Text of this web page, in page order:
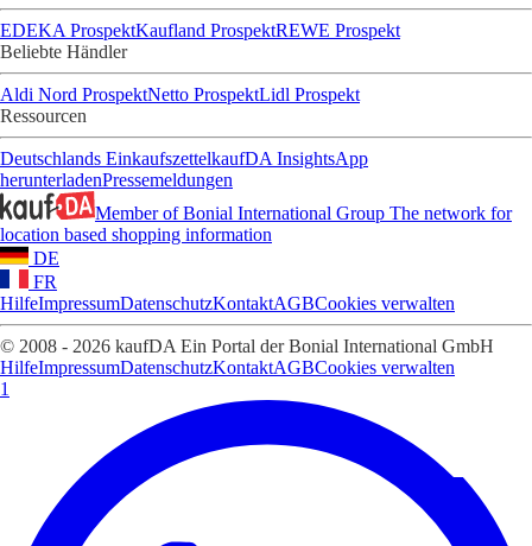
EDEKA ProspektKaufland ProspektREWE Prospekt
Beliebte Händler
Aldi Nord ProspektNetto ProspektLidl Prospekt
Ressourcen
Deutschlands EinkaufszettelkaufDA InsightsApp
herunterladenPressemeldungen
Member of Bonial International Group The network for
location based shopping information
DE
FR
HilfeImpressumDatenschutzKontaktAGBCookies verwalten
© 2008 - 2026 kaufDA Ein Portal der Bonial International GmbH
HilfeImpressumDatenschutzKontaktAGBCookies verwalten
1